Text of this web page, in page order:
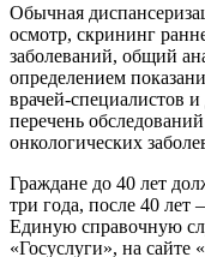
Обычная
осмотр, скрининг
заболеваний, общий
определением
врачей‑специалистов
перечень
онкологических
Граждане до 40 лет
три года, после 40 лет
Единую справочную
«Госуслуги», на сайте